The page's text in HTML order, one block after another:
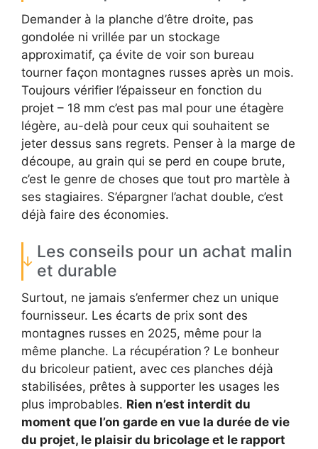
Demander à la planche d’être droite, pas
gondolée ni vrillée par un stockage
approximatif, ça évite de voir son bureau
tourner façon montagnes russes après un mois.
Toujours vérifier l’épaisseur en fonction du
projet – 18 mm c’est pas mal pour une étagère
légère, au-delà pour ceux qui souhaitent se
jeter dessus sans regrets. Penser à la marge de
découpe, au grain qui se perd en coupe brute,
c’est le genre de choses que tout pro martèle à
ses stagiaires. S’épargner l’achat double, c’est
déjà faire des économies.
Les conseils pour un achat malin
et durable
Surtout, ne jamais s’enfermer chez un unique
fournisseur. Les écarts de prix sont des
montagnes russes en 2025, même pour la
même planche. La récupération ? Le bonheur
du bricoleur patient, avec ces planches déjà
stabilisées, prêtes à supporter les usages les
plus improbables. Rien n’est interdit du
moment que l’on garde en vue la durée de vie
du projet, le plaisir du bricolage et le rapport